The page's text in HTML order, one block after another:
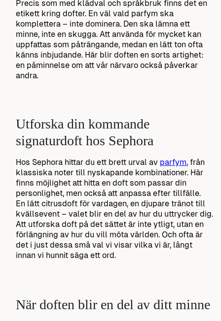
Precis som med klädval och språkbruk finns det en
etikett kring dofter. En väl vald parfym ska
komplettera – inte dominera. Den ska lämna ett
minne, inte en skugga. Att använda för mycket kan
uppfattas som påträngande, medan en lätt ton ofta
känns inbjudande. Här blir doften en sorts artighet:
en påminnelse om att vår närvaro också påverkar
andra.
Utforska din kommande
signaturdoft hos Sephora
Hos Sephora hittar du ett brett urval av parfym, från
klassiska noter till nyskapande kombinationer. Här
finns möjlighet att hitta en doft som passar din
personlighet, men också att anpassa efter tillfälle.
En lätt citrusdoft för vardagen, en djupare tränot till
kvällsevent – valet blir en del av hur du uttrycker dig.
Att utforska doft på det sättet är inte ytligt, utan en
förlängning av hur du vill möta världen. Och ofta är
det i just dessa små val vi visar vilka vi är, långt
innan vi hunnit säga ett ord.
När doften blir en del av ditt minne